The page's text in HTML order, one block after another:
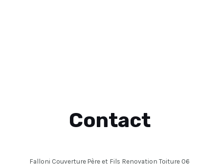
Contact
Falloni Couverture Père et Fils Renovation Toiture 06